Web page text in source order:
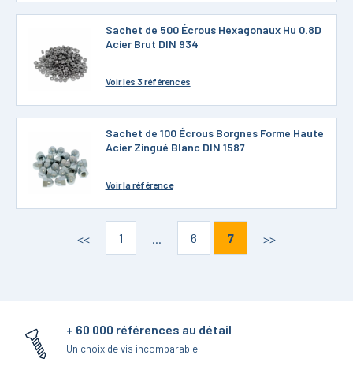
Sachet de 500 Écrous Hexagonaux Hu 0.8D
Acier Brut DIN 934
Voirles 3 références
Sachet de 100 Écrous Borgnes Forme Haute
Acier Zingué Blanc DIN 1587
Voirla référence
<< 1 6 7 >>
+ 60 000 références au détail
Un choix de vis incomparable